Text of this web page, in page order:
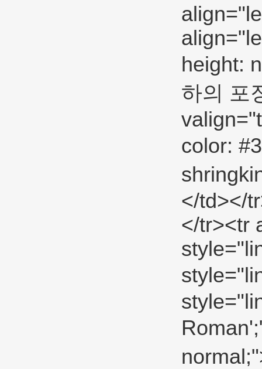
height:
하의 포
color:
</td></
</tr><tr